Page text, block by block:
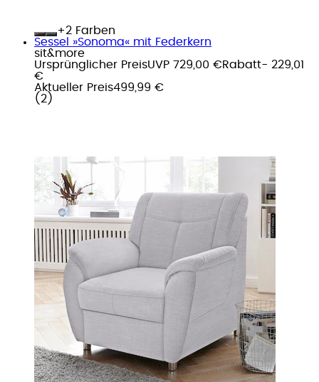
+
Farben
Sessel »Sonoma« mit Federkern
sit&more
Ursprünglicher PreisUVP 729,00 €Rabatt- 229,01
€
Aktueller Preis499,99 €
( 2 )